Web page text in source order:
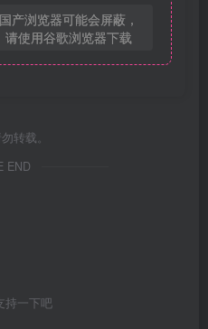
国产浏览器可能会屏蔽，
请使用谷歌浏览器下载
转载。
END
持一下吧